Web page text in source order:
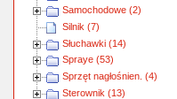
Samochodowe (2)
Silnik (7)
Słuchawki (14)
Spraye (53)
Sprzęt nagłośnien. (4)
Sterownik (13)